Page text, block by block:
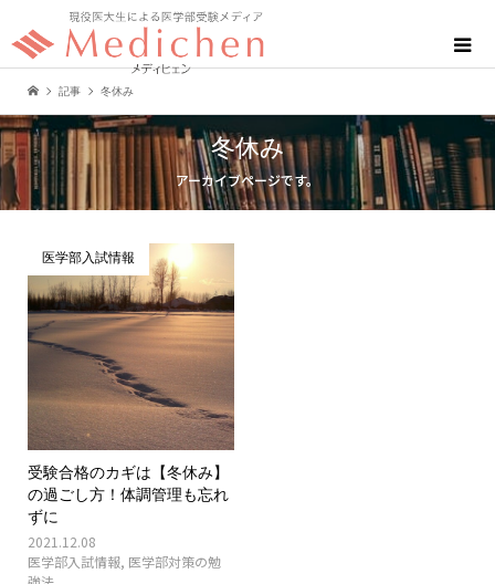
記事 冬休み
冬休み
アーカイブページです。
医学部入試情報
受験合格のカギは【冬休み】
の過ごし方！体調管理も忘れ
ずに
2021.12.08
医学部入試情報, 医学部対策の勉